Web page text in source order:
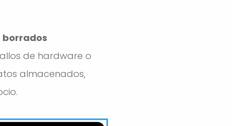
borrados
de hardware o
almacenados,